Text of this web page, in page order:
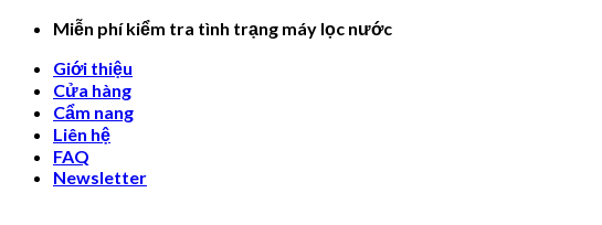
Skip
content
Miễn phí kiểm tra tình trạng máy lọc nước
Giới thiệu
Cửa hàng
Cẩm nang
Liên hệ
FAQ
Newsletter